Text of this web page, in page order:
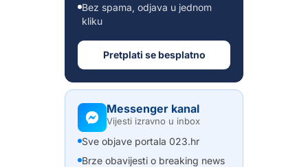
Bez spama, odjava u jednom
kliku
Pretplati se besplatno
Messenger kanal
Vijesti izravno u inbox
Sve objave portala 023.hr
Brze obavijesti o breaking news